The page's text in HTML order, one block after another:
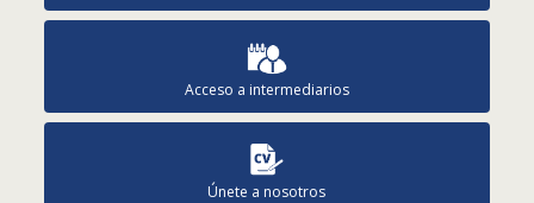
Acceso a intermediarios
Únete a nosotros